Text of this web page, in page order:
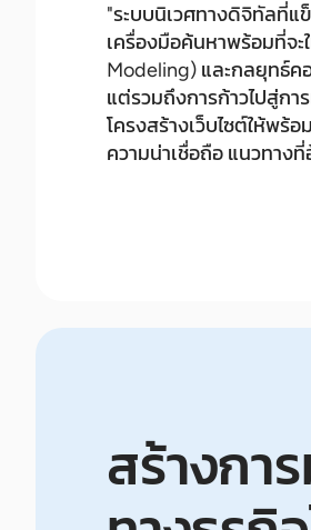
"ระบบนิเวศทางดิจิทัลที่แ
เครื่องมือค้นหาพร้อมที่จ
Modeling) และกลยุทธ์ค
แต่รวมถึงการก้าวไปสู่ก
โครงสร้างเว็บไซต์ให้พ
ความน่าเชื่อถือ แนวทาง
สร้างกา